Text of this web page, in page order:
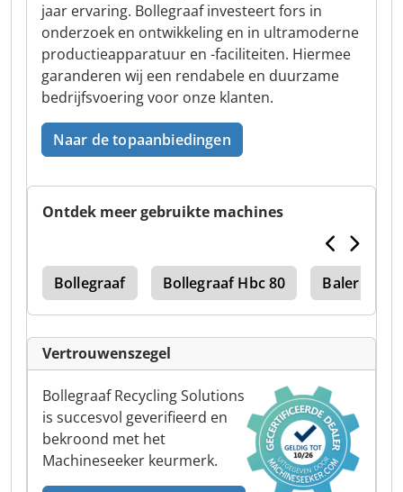
jaar ervaring. Bollegraaf investeert fors in
onderzoek en ontwikkeling en in ultramoderne
productieapparatuur en -faciliteiten. Hiermee
garanderen wij een rendabele en duurzame
bedrijfsvoering voor onze klanten.
Naar de topaanbiedingen
Ontdek meer gebruikte machines
Bollegraaf Bollegraaf Hbc 80 Baler
Vertrouwenszegel
Bollegraaf Recycling Solutions
is succesvol geverifieerd en
bekroond met het
Machineseeker keurmerk.